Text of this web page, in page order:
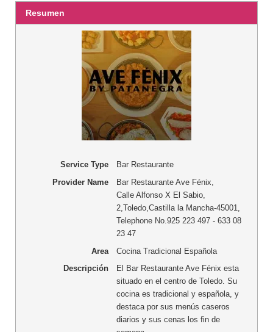
Resumen
Service Type
Bar Restaurante
Provider Name
Bar Restaurante Ave Fénix
Calle Alfonso X El Sabio,
2, Toledo, Castilla la Mancha-45001
Telephone No.925 223 497 - 633 08
23 47
Area
Cocina Tradicional Española
Descripción
El Bar Restaurante Ave Fénix esta
situado en el centro de Toledo. Su
cocina es tradicional y española, y
destaca por sus menús caseros
diarios y sus cenas los fin de